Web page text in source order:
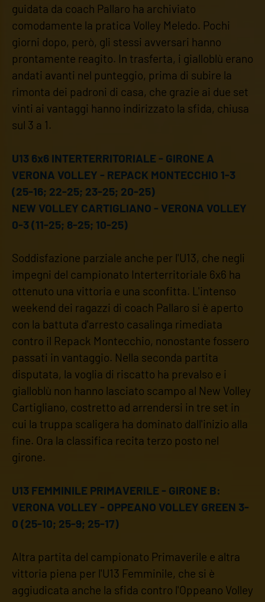
guidata da coach Pallaro ha archiviato
comodamente la pratica Volley Meledo. Pochi
giorni dopo, però, gli stessi avversari hanno
prontamente reagito. In trasferta, i gialloblù erano
andati avanti nel punteggio, prima di subire la
rimonta dei padroni di casa, che grazie ai due set
vinti ai vantaggi hanno indirizzato la sfida, chiusa
sul 3 a 1.
U13 6x6 INTERTERRITORIALE - GIRONE A
VERONA VOLLEY - REPACK MONTECCHIO 1-3
(25-16; 22-25; 23-25; 20-25)
NEW VOLLEY CARTIGLIANO - VERONA VOLLEY
0-3 (11-25; 8-25; 10-25)
Soddisfazione parziale anche per l'U13, che negli
impegni del campionato Interterritoriale 6x6 ha
ottenuto una vittoria e una sconfitta. L'intenso
weekend dei ragazzi di coach Pallaro si è aperto
con la battuta d'arresto casalinga rimediata
contro il Repack Montecchio, nonostante fossero
passati in vantaggio. Nella seconda partita
disputata, la voglia di riscatto ha prevalso e i
gialloblù non hanno lasciato scampo al New Volley
Cartigliano, costretto ad arrendersi in tre set in
cui la truppa scaligera ha dominato dall'inizio alla
fine. Ora la classifica recita terzo posto nel
girone.
U13 FEMMINILE PRIMAVERILE - GIRONE B:
VERONA VOLLEY - OPPEANO VOLLEY GREEN 3-
0 (25-10; 25-9; 25-17)
Altra partita del campionato Primaverile e altra
vittoria piena per l'U13 Femminile, che si è
aggiudicata anche la sfida contro l'Oppeano Volley